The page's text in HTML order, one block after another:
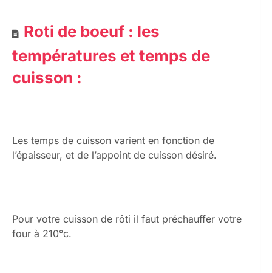
Roti de boeuf : les
températures et temps de
cuisson :
Les temps de cuisson varient en fonction de
l’épaisseur, et de l’appoint de cuisson désiré.
Pour votre cuisson de rôti il faut préchauffer votre
four à 210°c.